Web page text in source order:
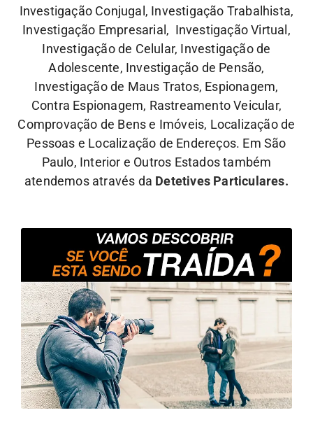
Investigação Conjugal, Investigação Trabalhista,
Investigação Empresarial, Investigação Virtual,
Investigação de Celular, Investigação de
Adolescente, Investigação de Pensão,
Investigação de Maus Tratos, Espionagem,
Contra Espionagem, Rastreamento Veicular,
Comprovação de Bens e Imóveis, Localização de
Pessoas e Localização de Endereços. Em São
Paulo, Interior e Outros Estados também
atendemos através da Detetives Particulares.